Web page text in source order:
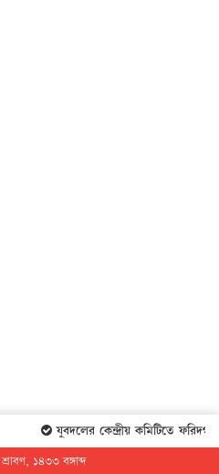
যুবদলের কেন্দ্রীয় কমিটিতে
১৪৩৩ বঙ্গাব্দ